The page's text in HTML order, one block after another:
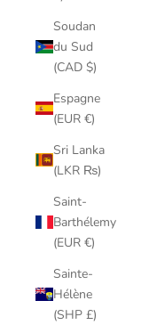
Soudan
du Sud
(CAD $)
Espagne
(EUR €)
Sri Lanka
(LKR ₨)
Saint-
Barthélemy
(EUR €)
Sainte-
Hélène
(SHP £)